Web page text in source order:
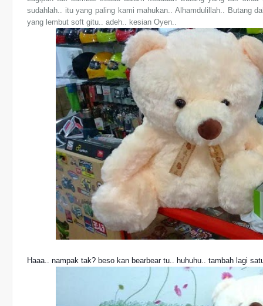
sudahlah.. itu yang paling kami mahukan.. Alhamdulillah.. Butang
yang lembut soft gitu.. adeh.. kesian Oyen..
Haaa.. nampak tak? beso kan bearbear tu.. huhuhu.. tambah lagi